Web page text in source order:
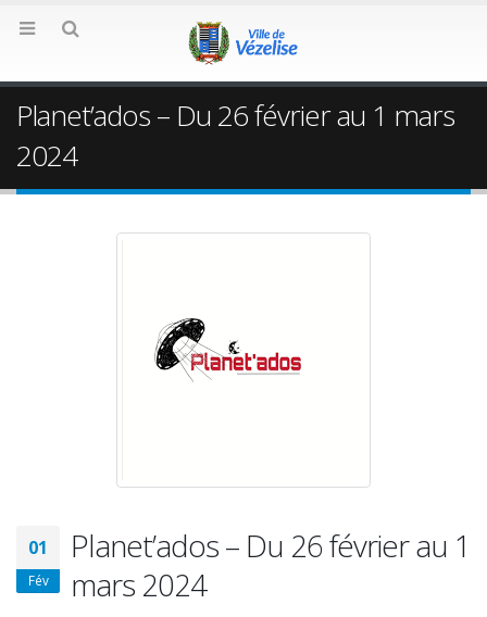
Planet’ados – Du 26 février au 1 mars
2024
01
Fév
Planet’ados – Du 26 février au 1
mars 2024